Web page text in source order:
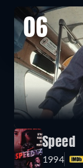
06
Speed
1994